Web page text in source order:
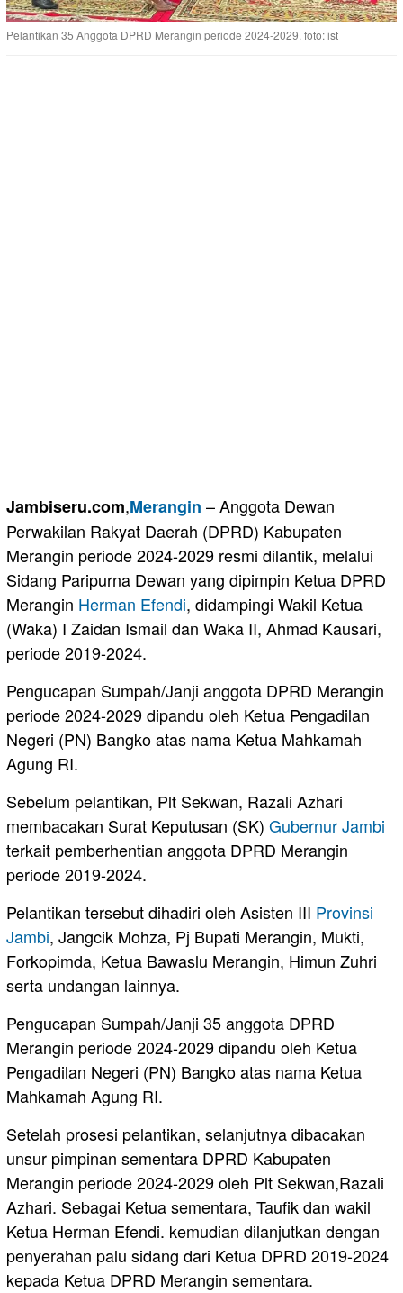
Pelantikan 35 Anggota DPRD Merangin periode 2024-2029. foto: ist
Jambiseru.com,Merangin – Anggota Dewan
Perwakilan Rakyat Daerah (DPRD) Kabupaten
Merangin periode 2024-2029 resmi dilantik, melalui
Sidang Paripurna Dewan yang dipimpin Ketua DPRD
Merangin Herman Efendi, didampingi Wakil Ketua
(Waka) I Zaidan Ismail dan Waka II, Ahmad Kausari,
periode 2019-2024.
Pengucapan Sumpah/Janji anggota DPRD Merangin
periode 2024-2029 dipandu oleh Ketua Pengadilan
Negeri (PN) Bangko atas nama Ketua Mahkamah
Agung RI.
Sebelum pelantikan, Plt Sekwan, Razali Azhari
membacakan Surat Keputusan (SK) Gubernur Jambi
terkait pemberhentian anggota DPRD Merangin
periode 2019-2024.
Pelantikan tersebut dihadiri oleh Asisten III Provinsi
Jambi, Jangcik Mohza, Pj Bupati Merangin, Mukti,
Forkopimda, Ketua Bawaslu Merangin, Himun Zuhri
serta undangan lainnya.
Pengucapan Sumpah/Janji 35 anggota DPRD
Merangin periode 2024-2029 dipandu oleh Ketua
Pengadilan Negeri (PN) Bangko atas nama Ketua
Mahkamah Agung RI.
Setelah prosesi pelantikan, selanjutnya dibacakan
unsur pimpinan sementara DPRD Kabupaten
Merangin periode 2024-2029 oleh Plt Sekwan,Razali
Azhari. Sebagai Ketua sementara, Taufik dan wakil
Ketua Herman Efendi. kemudian dilanjutkan dengan
penyerahan palu sidang dari Ketua DPRD 2019-2024
kepada Ketua DPRD Merangin sementara.